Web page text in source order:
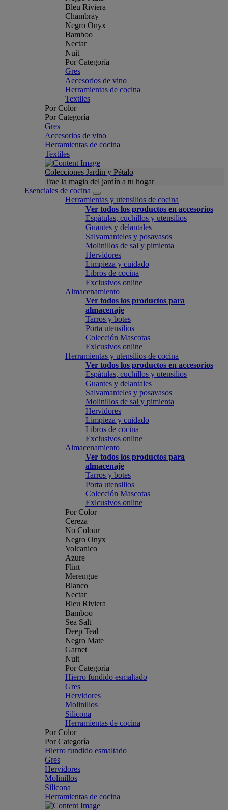
Bleu Riviera
Chambray
Negro Onyx
Bamboo
Nectar
Nuit
Por Categoría
Gres
Accesorios de vino
Herramientas de cocina
Textiles
Por Color
Por Categoría
Gres
Accesorios de vino
Herramientas de cocina
Textiles
Colecciones Jardin y Pétalo
Trae la magia del jardín a tu hogar
Esenciales de cocina
Herramientas y utensilios de cocina
Ver todos los productos en accesorios
Espátulas, cuchillos y utensilios
Guantes y delantales
Salvamanteles y posavasos
Molinillos de sal y pimienta
Hervidores
Limpieza y cuidado
Libros de cocina
Exclusivos online
Almacenamiento
Ver todos los productos para
almacenaje
Tarros y botes
Porta utensilios
Colección Mascotas
Exlcusivos online
Herramientas y utensilios de cocina
Ver todos los productos en accesorios
Espátulas, cuchillos y utensilios
Guantes y delantales
Salvamanteles y posavasos
Molinillos de sal y pimienta
Hervidores
Limpieza y cuidado
Libros de cocina
Exclusivos online
Almacenamiento
Ver todos los productos para
almacenaje
Tarros y botes
Porta utensilios
Colección Mascotas
Exlcusivos online
Por Color
Cereza
No Colour
Negro Onyx
Volcanico
Azure
Flint
Merengue
Blanco
Nectar
Bleu Riviera
Bamboo
Sea Salt
Deep Teal
Negro Mate
Garnet
Nuit
Por Categoría
Hierro fundido esmaltado
Gres
Hervidores
Molinillos
Silicona
Herramientas de cocina
Por Color
Por Categoría
Hierro fundido esmaltado
Gres
Hervidores
Molinillos
Silicona
Herramientas de cocina